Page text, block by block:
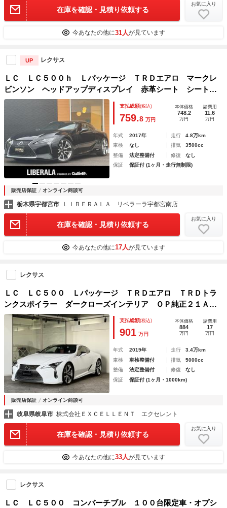
在庫を確認・見積り依頼する
お気に入り
今あなたの他に31人が見ています
UP レクサス
ＬＣ ＬＣ５００ｈ Ｌパッケージ ＴＲＤエアロ マークレ
ビンソン ヘッドアップディスプレイ 赤革シート シートベ
ンチレーション 衝突軽減 ＡＣＣ ＢＳＭ 純正ナビＴＶ
バックカメラ クリアランスソナー 三眼ＬＥＤ ＯＰ２１ｉ
支払総額(税込)
759.8 万円
本体価格
748.2
万円
諸費用
11.6
万円
年式 2017年 走行
4.8万km
車検
なし 排気
3500cc
整備
法定整備付 修復
なし
保証
保証付 (1ヶ月・走行無制限)
販売店保証 オンライン商談可
栃木県宇都宮市 ＬＩＢＥＲＡＬＡ リベラーラ宇都宮南店
在庫を確認・見積り依頼する
お気に入り
今あなたの他に17人が見ています
レクサス
ＬＣ ＬＣ５００ Ｌパッケージ ＴＲＤエアロ ＴＲＤトラ
ンクスポイラー ダークローズインテリア ＯＰ純正２１Ａ
Ｗ パノラマルーフ シートヒーター／クーラー ステアリン
グヒーター 三眼ＬＥＤヘッドライト 純正ナビＴＶ スペア
支払総額(税込)
901 万円
本体価格
884
万円
諸費用
17
万円
年式 2019年 走行
3.4万km
車検
車検整備付 排気
5000cc
整備
法定整備付 修復
なし
保証
保証付 (1ヶ月・1000km)
販売店保証 オンライン商談可
岐阜県岐阜市 株式会社ＥＸＣＥＬＬＥＮＴ エクセレント
在庫を確認・見積り依頼する
お気に入り
今あなたの他に33人が見ています
レクサス
ＬＣ ＬＣ５００ コンバーチブル １００台限定車・オプシ